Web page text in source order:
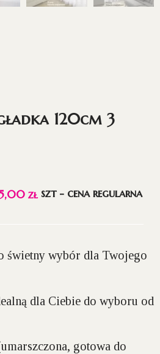
120cm 3
zł szt - cena regularna
świetny wybór dla Twojego
dla Ciebie do wyboru od
gotowa do